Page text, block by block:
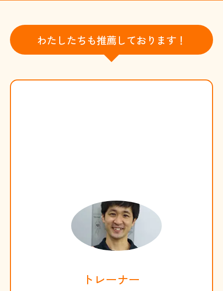
わたしたちも推薦しております！
トレーナー